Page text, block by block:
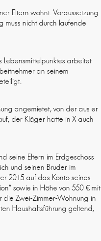
Eltern wohnt. Voraussetzung
muss nicht durch laufende
arbeitet
an seinem
angemietet, von der aus er
der Kläger hatte in X auch
seine Eltern im Erdgeschoss
und seinen Bruder im
2015 auf das Konto seines
sowie in Höhe von 550 € mit
die Zwei-Zimmer-Wohnung in
Haushaltsführung geltend,